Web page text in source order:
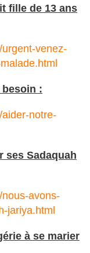
fille de 13 ans
venez-
:
notre-
ses Sadaquah
avons-
jariya.html
à se marier